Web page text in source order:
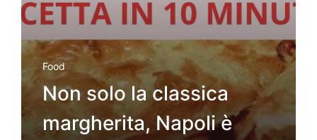
Food
Non solo la classica
margherita, Napoli è